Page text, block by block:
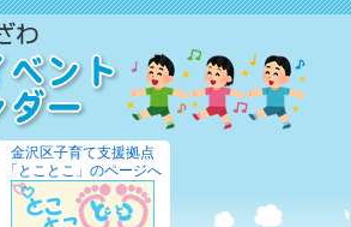
金沢区子育て支援拠点
「とことこ」のページへ